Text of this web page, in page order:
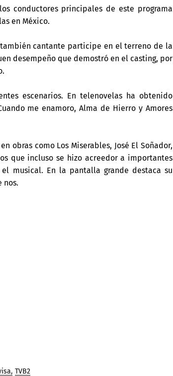
conductores principales de este programa
en México.
cantante participe en el terreno de la
desempeño que demostró en el casting, por
escenarios. En telenovelas ha obtenido
me enamoro, Alma de Hierro y Amores
obras como Los Miserables, José El Soñador,
que incluso se hizo acreedor a importantes
musical. En la pantalla grande destaca su
nos.
TVB2